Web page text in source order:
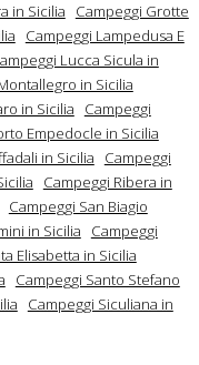
in Sicilia
Campeggi Grotte
Campeggi Lampedusa E
Lucca Sicula in
in Sicilia
in Sicilia
Campeggi
Empedocle in Sicilia
in Sicilia
Campeggi
Campeggi Ribera in
Campeggi San Biagio
in Sicilia
Campeggi
Elisabetta in Sicilia
Campeggi Santo Stefano
Campeggi Siculiana in